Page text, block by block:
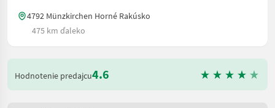
4792 Münzkirchen Horné Rakúsko
475 km ďaleko
Hodnotenie predajcu4.6